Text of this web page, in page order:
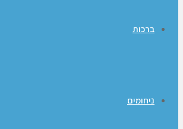
ברכות
ניחומים